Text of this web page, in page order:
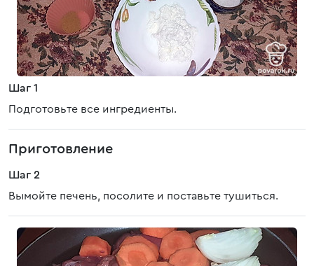
Шаг 1
Подготовьте все ингредиенты.
Приготовление
Шаг 2
Вымойте печень, посолите и поставьте тушиться.